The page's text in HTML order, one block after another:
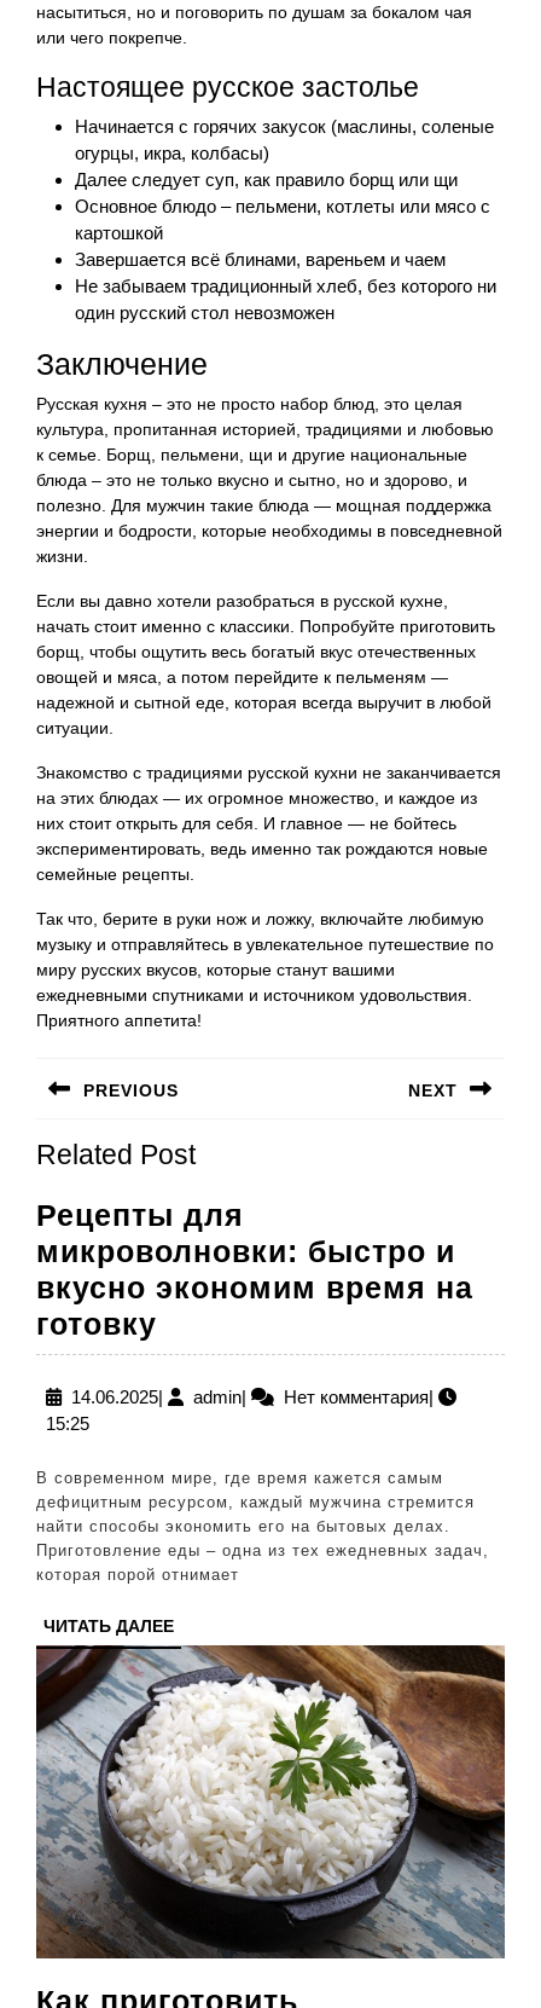
насытиться, но и поговорить по душам за бокалом чая
или чего покрепче.
Настоящее русское застолье
Начинается с горячих закусок (маслины, соленые
огурцы, икра, колбасы)
Далее следует суп, как правило борщ или щи
Основное блюдо – пельмени, котлеты или мясо с
картошкой
Завершается всё блинами, вареньем и чаем
Не забываем традиционный хлеб, без которого ни
один русский стол невозможен
Заключение
Русская кухня – это не просто набор блюд, это целая
культура, пропитанная историей, традициями и любовью
к семье. Борщ, пельмени, щи и другие национальные
блюда – это не только вкусно и сытно, но и здорово, и
полезно. Для мужчин такие блюда — мощная поддержка
энергии и бодрости, которые необходимы в повседневной
жизни.
Если вы давно хотели разобраться в русской кухне,
начать стоит именно с классики. Попробуйте приготовить
борщ, чтобы ощутить весь богатый вкус отечественных
овощей и мяса, а потом перейдите к пельменям —
надежной и сытной еде, которая всегда выручит в любой
ситуации.
Знакомство с традициями русской кухни не заканчивается
на этих блюдах — их огромное множество, и каждое из
них стоит открыть для себя. И главное — не бойтесь
экспериментировать, ведь именно так рождаются новые
семейные рецепты.
Так что, берите в руки нож и ложку, включайте любимую
музыку и отправляйтесь в увлекательное путешествие по
миру русских вкусов, которые станут вашими
ежедневными спутниками и источником удовольствия.
Приятного аппетита!
по
записям
PREVIOUS
запись:
NEXT
Related Post
Рецепты для
микроволновки: быстро и
вкусно экономим время на
готовку
для
микроволновки:
и
вкусно
экономим
время
на
готовку
14.06.202514.06.2025
| adminadmin
| Нет комментария|
15:25
В современном мире, где время кажется самым
дефицитным ресурсом, каждый мужчина стремится
найти способы экономить его на бытовых делах.
Приготовление еды – одна из тех ежедневных задач,
которая порой отнимает
ЧИТАТЬ ДАЛЕЕЧИТАТЬ
ДАЛЕЕ
Как приготовить